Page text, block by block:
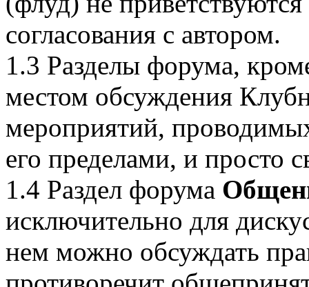
согласования с автором.
1.3 Разделы форума,
местом обсуждения
мероприятий,
его пределами, и просто
1.4 Раздел форума
исключительно для
нем можно обсуждать